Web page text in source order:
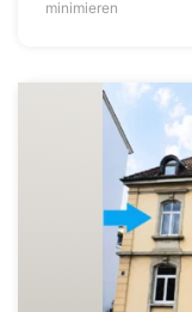
minimieren